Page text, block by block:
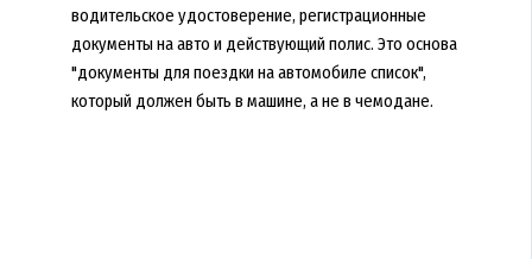
водительское удостоверение, регистрационные
документы на авто и действующий полис. Это основа
"документы для поездки на автомобиле список",
который должен быть в машине, а не в чемодане.